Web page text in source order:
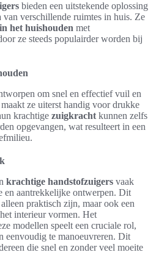
bieden een uitstekende oplossing
van verschillende ruimtes in huis. Ze
het huishouden met
ze steeds populairder worden bij
om snel en effectief vuil en
ze uiterst handig voor drukke
krachtige zuigkracht kunnen zelfs
opgevangen, wat resulteert in een
krachtige handstofzuigers vaak
en aantrekkelijke ontwerpen. Dit
praktisch zijn, maar ook een
interieur vormen. Het
modellen speelt een cruciale rol,
eenvoudig te manoeuvreren. Dit
die snel en zonder veel moeite